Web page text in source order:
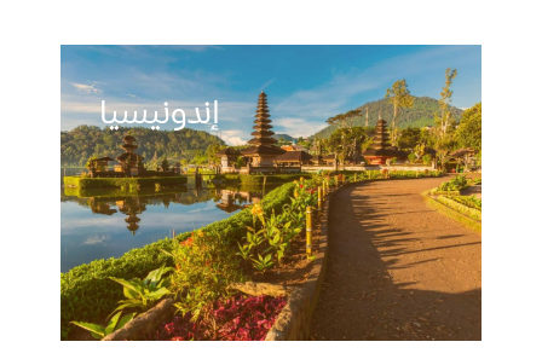
إندونيسيا